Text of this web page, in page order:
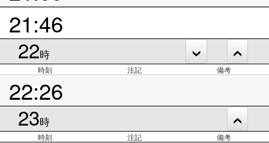
21:46
22時
時刻 注記 備考
22:26
23時
時刻 注記 備考